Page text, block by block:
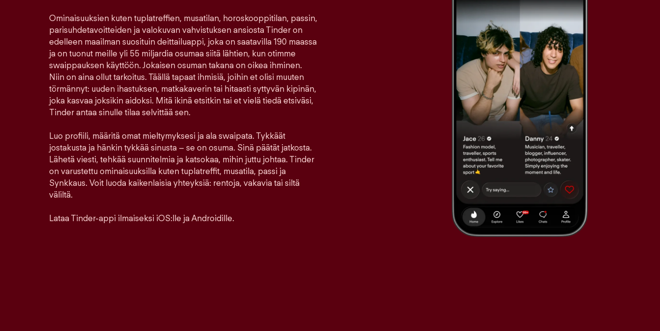
Ominaisuuksien kuten tuplatreffien, musatilan, horoskooppitilan, passin,
parisuhdetavoitteiden ja valokuvan vahvistuksen ansiosta Tinder on
edelleen maailman suosituin deittailuappi, joka on saatavilla 190 maassa
ja on tuonut meille yli 55 miljardia osumaa siitä lähtien, kun otimme
swaippauksen käyttöön. Jokaisen osuman takana on oikea ihminen.
Niin on aina ollut tarkoitus. Täällä tapaat ihmisiä, joihin et olisi muuten
törmännyt: uuden ihastuksen, matkakaverin tai hitaasti syttyvän kipinän,
joka kasvaa joksikin aidoksi. Mitä ikinä etsitkin tai et vielä tiedä etsiväsi,
Tinder antaa sinulle tilaa selvittää sen.
Luo profiili, määritä omat mieltymyksesi ja ala swaipata. Tykkäät
jostakusta ja hänkin tykkää sinusta – se on osuma. Sinä päätät jatkosta.
Lähetä viesti, tehkää suunnitelmia ja katsokaa, mihin juttu johtaa. Tinder
on varustettu ominaisuuksilla kuten tuplatreffit, musatila, passi ja
Synkkaus. Voit luoda kaikenlaisia yhteyksiä: rentoja, vakavia tai siltä
väliltä.
Lataa Tinder-appi ilmaiseksi iOS:lle ja Androidille.